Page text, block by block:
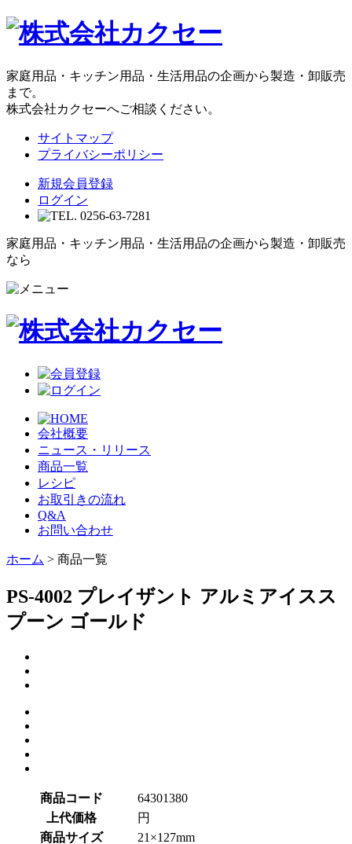
家庭用品・キッチン用品・生活用品の企画から製造・卸販売
まで。
株式会社カクセーへご相談ください。
サイトマップ
プライバシーポリシー
新規会員登録
ログイン
家庭用品・キッチン用品・生活用品の企画から製造・卸販売
なら
会社概要
ニュース・リリース
商品一覧
レシピ
お取引きの流れ
Q&A
お問い合わせ
ホーム > 商品一覧
PS-4002 プレイザント アルミアイスス
プーン ゴールド
商品コード
64301380
上代価格
円
商品サイズ
21×127mm